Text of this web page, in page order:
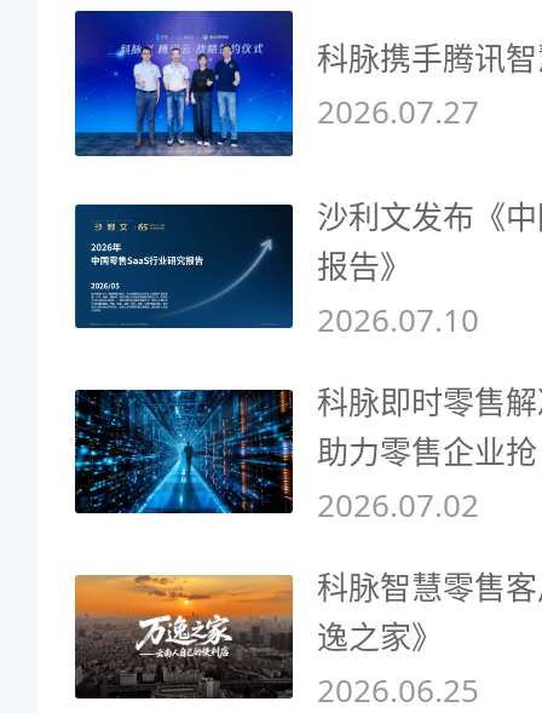
科脉携手腾讯
2026.07.27
沙利文发布《
报告》
2026.07.10
科脉即时零售
助力零售企业
2026.07.02
科脉智慧零售
逸之家》
2026.06.25